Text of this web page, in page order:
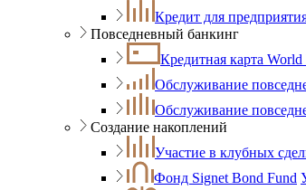
Кредит для
Повседневный банкинг
Кредитная карта
Обслуживание
Обслуживание
Создание накоплений
Участие в клубных
Фонд Signet Bond Fund